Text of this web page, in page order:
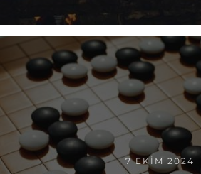
7 EKIM 2024